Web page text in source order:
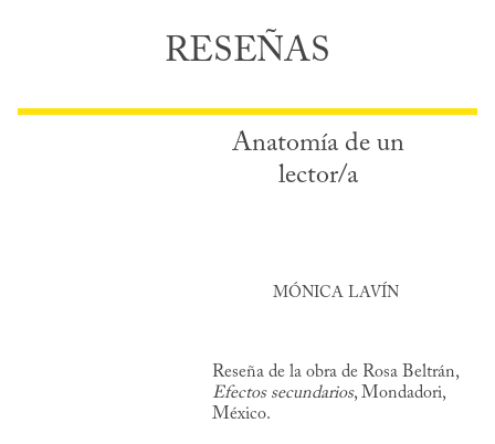
RESEÑAS
Anatomía de un
lector/a
MÓNICA LAVÍN
Reseña de la obra de Rosa Beltrán,
Efectos secundarios, Mondadori,
México.